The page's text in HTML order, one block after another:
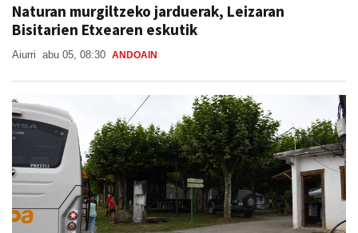
Naturan murgiltzeko jarduerak, Leizaran
Bisitarien Etxearen eskutik
Aiurri abu 05, 08:30 ANDOAIN